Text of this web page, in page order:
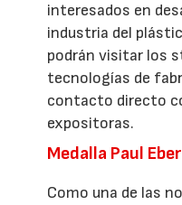
interesados en
industria del
podrán visitar los
tecnologías de
contacto directo
expositoras.
Medalla Paul
Como una de las